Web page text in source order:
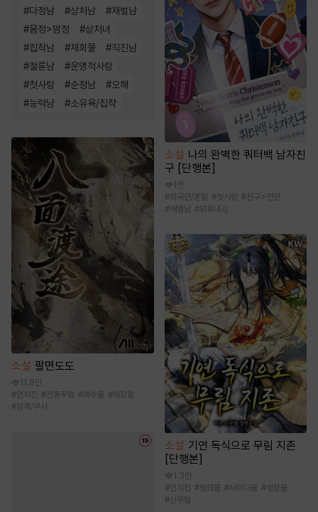
#다정남 #상처남 #재벌남
#몸정>맘정 #상처녀
#집착남 #재회물 #직진남
#절륜남 #운명적사랑
#첫사랑 #순정남 #오해
#능력남 #소유욕/집착
소설 팔면도도
11.9만
#먼치킨 #전통무협 #복수물 #비장함
#검객/무사
소설 나의 완벽한 쿼터백 남자친
구 [단행본]
1천
#외국인/혼혈 #첫사랑 #친구>연인
#재벌남 #외유내강
소설 기연 독식으로 무림 지존
[단행본]
1.3만
#먼치킨 #빙의물 #사이다물 #성장물
#신무협